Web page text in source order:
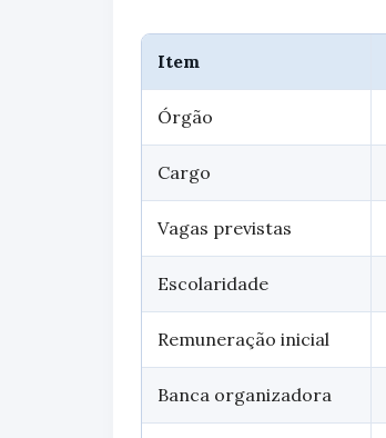
Item
Órgão
Cargo
Vagas previstas
Escolaridade
Remuneração inicial
Banca organizadora